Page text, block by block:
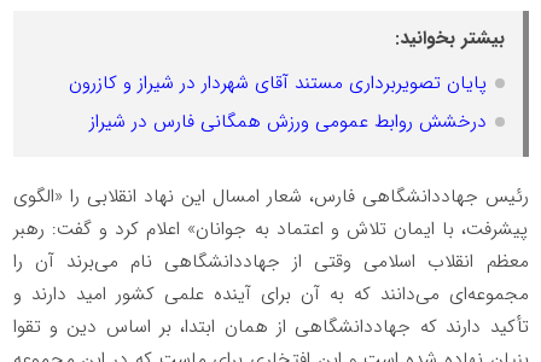
بیشتر بخوانید:
پایان تصویربرداری مستند آقای شهردار در شیراز و کازرون
درخشش روابط عمومی ورزش همگانی فارس در شیراز
رئیس جهاددانشگاهی فارس، شعار امسال این نهاد انقلابی را «الگوی
پیشرفت، با ایمان تلاش و اعتماد به جوانان» اعلام کرد و گفت: رهبر
معظم انقلاب اسلامی وقتی از جهاددانشگاهی نام می‌برند آن را
مجموعه‌ای می‌دانند که به آن برای آینده علمی کشور امید دارند و
تأکید دارند که جهاددانشگاهی از همان ابتدا، بر اساس دین و تقوا